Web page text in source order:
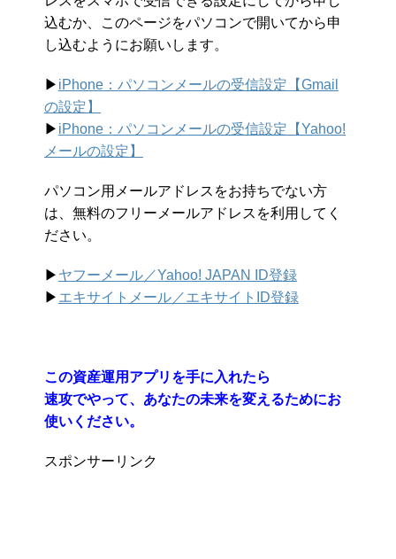
込むか、このページをパソコンで開いてから申
し込むようにお願いします。
▶︎ iPhone：パソコンメールの受信設定【Gmail
の設定】
▶︎ iPhone：パソコンメールの受信設定【Yahoo!
メールの設定】
パソコン用メールアドレスをお持ちでない方
は、無料のフリーメールアドレスを利用してく
ださい。
▶︎ ヤフーメール／Yahoo! JAPAN ID登録
▶︎ エキサイトメール／エキサイトID登録
この資産運用アプリを手に入れたら
速攻でやって、あなたの未来を変えるためにお
使いください。
スポンサーリンク